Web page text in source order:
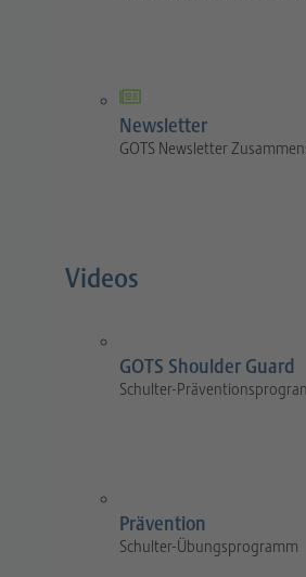
Newsletter
GOTS Newsletter
Videos
GOTS Shoulder Guard
Schulter-
Prävention
Schulter-Übungsprogramm